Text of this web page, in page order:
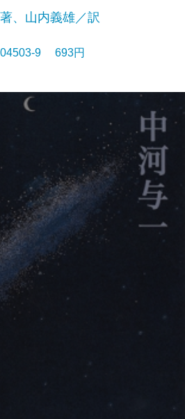
、山内義雄／訳
9 693円